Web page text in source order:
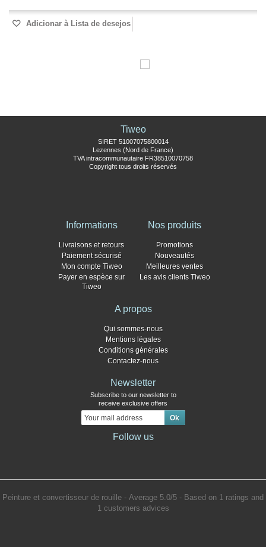
Adicionar à Lista de desejos
Tiweo
SIRET 51007075800014
Lezennes (Nord de France)
TVA intracommunautaire FR38510070758
Copyright tous droits réservés
Informations
Livraisons et retours
Paiement sécurisé
Mon compte Tiweo
Payer en espèce sur
Tiweo
Nos produits
Promotions
Nouveautés
Meilleures ventes
Les avis clients Tiweo
A propos
Qui sommes-nous
Mentions légales
Conditions générales
Contactez-nous
Newsletter
Subscribe to our newsletter to
receive exclusive offers
Follow us
Peinture et convertisseur de rouille - Average 5.0/5 - Based on 1 ratings and
1customers advices